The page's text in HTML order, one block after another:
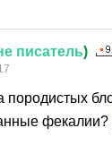
писатель)
породистых
фекалии?